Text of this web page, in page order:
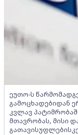
ეუთო-ს
გამოცხადებიდან
კვლავ
მთავრობას, მისი